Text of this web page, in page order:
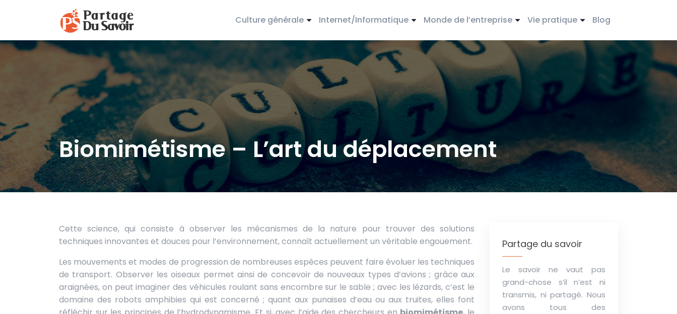
Culture générale Internet/Informatique Monde de l’entreprise Vie pratique Blog
Biomimétisme – L’art du déplacement
Cette science, qui consiste à observer les mécanismes de la nature pour trouver des solutions
techniques innovantes et douces pour l’environnement, connaît actuellement un véritable engouement.
Les mouvements et modes de progression de nombreuses espèces peuvent faire évoluer les techniques
de transport. Observer les oiseaux permet ainsi de concevoir de nouveaux types d’avions ; grâce aux
araignées, on peut imaginer des véhicules roulant sans encombre sur le sable ; avec les lézards, c’est le
domaine des robots amphibies qui est concerné ; quant aux punaises d’eau ou aux truites, elles font
Partage du savoir
Le savoir ne vaut pas
grand-chose s’il n’est ni
transmis, ni partagé. Nous
avons tous des